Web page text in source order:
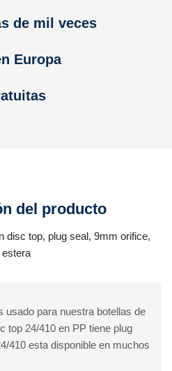
de mil veces
Europa
del producto
disc top, plug seal, 9mm orifice,
estera
usado para nuestra botellas de
top 24/410 en PP tiene plug
410 esta disponible en muchos